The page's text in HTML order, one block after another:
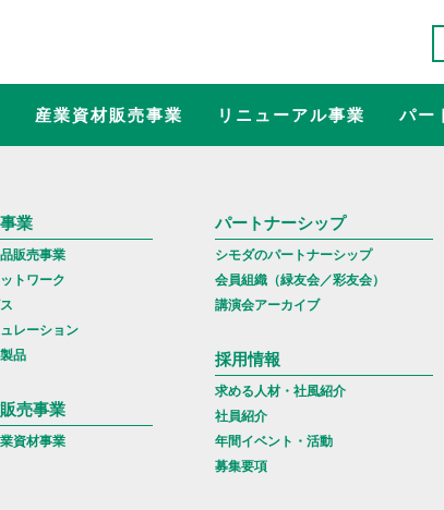
産業資材販売事業 リニューアル事業 パー
業
販売事業
トワーク
レーション
品
売事業
資材事業
パートナーシップ
シモダのパートナーシップ
会員組織（緑友会／彩友会）
講演会アーカイブ
採用情報
求める人材・社風紹介
社員紹介
年間イベント・活動
募集要項